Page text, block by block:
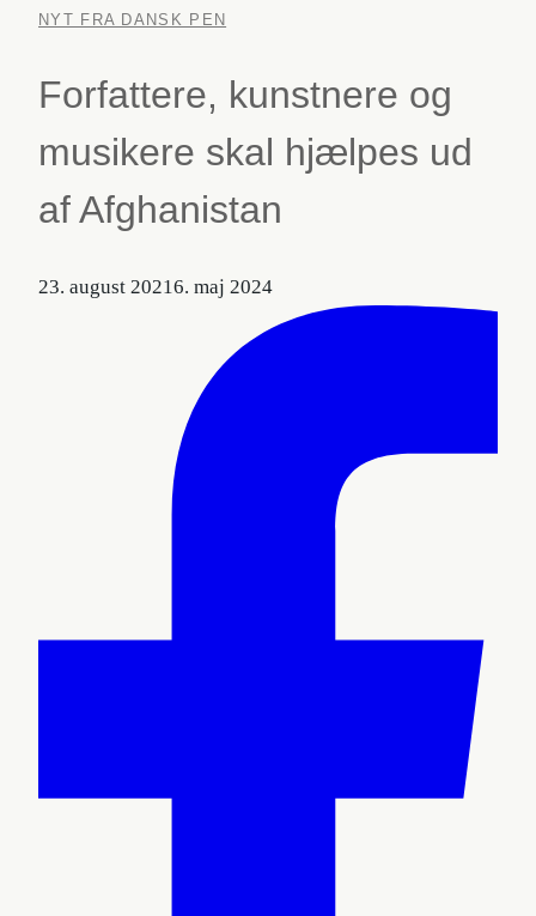
NYT FRA DANSK PEN
Forfattere, kunstnere og
musikere skal hjælpes ud
af Afghanistan
23. august 20216. maj 2024